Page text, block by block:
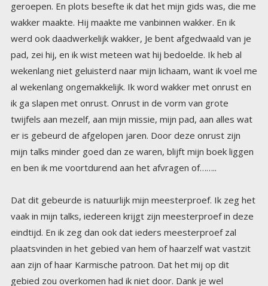
en ben ik me voortdurend aan het afvragen of……..
Dat dit gebeurde is natuurlijk mijn meesterproef. Ik zeg het
vaak in mijn talks, iedereen krijgt zijn meesterproef in deze
eindtijd. En ik zeg dan ook dat ieders meesterproef zal
plaatsvinden in het gebied van hem of haarzelf wat vastzit
aan zijn of haar Karmische patroon. Dat het mij op dit
gebied zou overkomen had ik niet door. Dank je wel